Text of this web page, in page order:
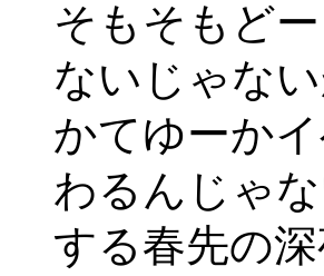
そもそもど
ないじゃな
かてゆーか
わるんじゃ
する春先の